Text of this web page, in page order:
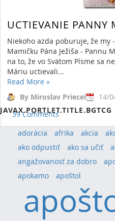
UCTIEVANIE PANNY
Niekoho azda poburuje, že my
Mamičku Pána Ježiša - Pannu
na to, že vo Svätom Písme sa
Máriu uctievali...
Read More »
By Miroslav Priecel
14/
39 Comments
RSS (Opens New Window)
Showing 1 result.
JAVAX.PORTLET.TITLE.BGTCG
adorácia afrika akcia
ako odpustiť
ako sa učiť
angažovanosť za dobro
apokamo
apoštol